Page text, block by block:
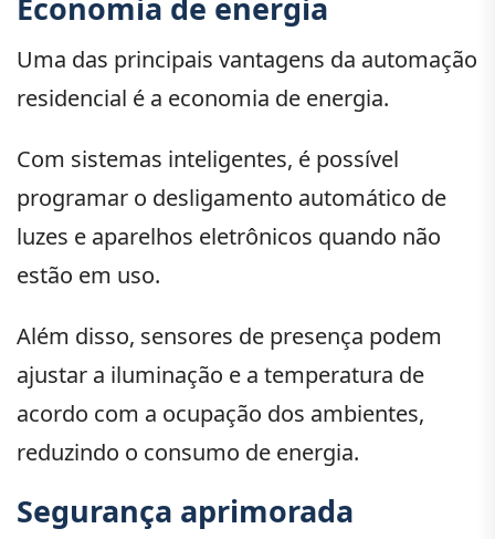
Economia de energia
Uma das principais vantagens da automação
residencial é a economia de energia.
Com sistemas inteligentes, é possível
programar o desligamento automático de
luzes e aparelhos eletrônicos quando não
estão em uso.
Além disso, sensores de presença podem
ajustar a iluminação e a temperatura de
acordo com a ocupação dos ambientes,
reduzindo o consumo de energia.
Segurança aprimorada